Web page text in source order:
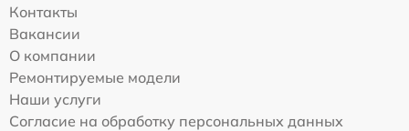
Контакты
Вакансии
О компании
Ремонтируемые модели
Наши услуги
Согласие на обработку персональных данных